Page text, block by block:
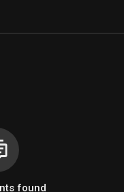
found